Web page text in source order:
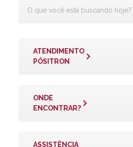
ATENDIMENTO
PÓSITRON
ONDE
ENCONTRAR?
ASSISTÊNCIA